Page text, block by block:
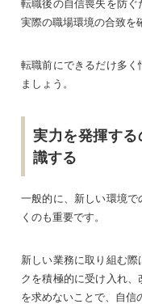
実際の職場環境の合致を
転職前にできるだけ多
ましょう。
実力を発揮す
識する
一般的に、新しい環境
くのも重要です。
新しい業務に取り組む
クを積極的に受け入れ
を求めないことで、自信